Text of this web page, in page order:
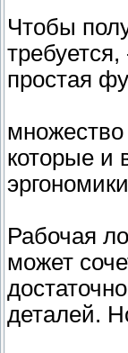
Чтобы
простая
множество
которые и
Рабочая
может
деталей.